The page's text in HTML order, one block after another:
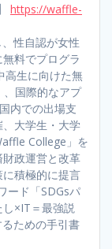
https://waffle-
性自認が女性
料でプログラ
高生に向けた無
国際的なアプ
内での出場支
大学生・大学
College」を
政運営と改革
積極的に提言
ード「SDGsパ
×IT＝最強説
ための手引書